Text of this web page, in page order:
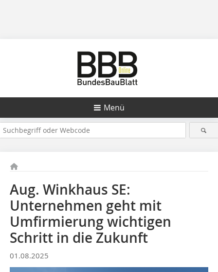
Menü
Aug. Winkhaus SE:
Unternehmen geht mit
Umfirmierung wichtigen
Schritt in die Zukunft
01.08.2025